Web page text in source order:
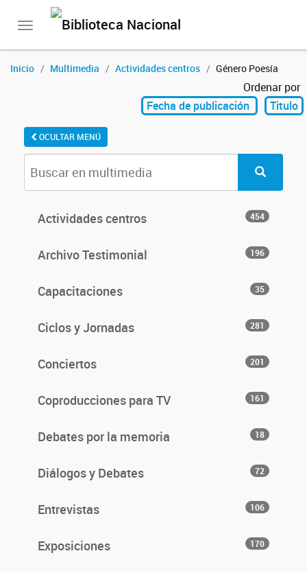
Toggle
Inicio Multimedia Actividades centros Género Poesía
Ordenar por
Fecha de publicación
Titulo
OCULTAR MENÚ
Actividades centros 454
Archivo Testimonial 196
Capacitaciones 35
Ciclos y Jornadas 281
Conciertos 201
Coproducciones para TV 161
Debates por la memoria 18
Diálogos y Debates 72
Entrevistas 106
Exposiciones 170